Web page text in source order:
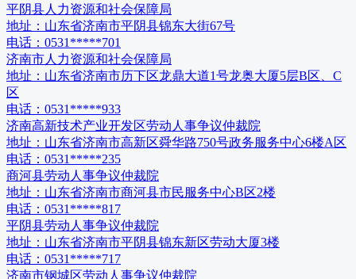
平阴县人力资源和社会保障局
地址： 山东省济南市平阴县锦东大街67号
电话： 0531*****701
济南市人力资源和社会保障局
地址： 山东省济南市历下区龙鼎大道1号龙奥大厦5层B区、C
区
电话： 0531*****933
济南高新技术产业开发区劳动人事争议仲裁院
地址： 山东省济南市高新区舜华路750号政务服务中心6楼A区
电话： 0531*****235
商河县劳动人事争议仲裁院
地址： 山东省济南市商河县市民服务中心B区2楼
电话： 0531*****817
平阴县劳动人事争议仲裁院
地址： 山东省济南市平阴县锦东新区劳动大厦3楼
电话： 0531*****717
济南市钢城区劳动人事争议仲裁院